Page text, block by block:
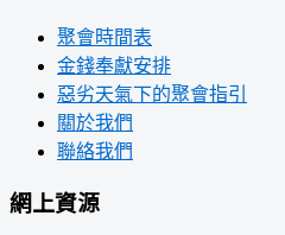
聚會時間表
金錢奉獻安排
惡劣天氣下的聚會指引
關於我們
聯絡我們
網上資源